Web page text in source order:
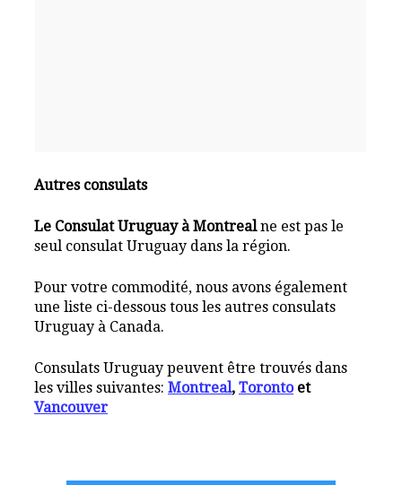
Autres consulats
Le Consulat Uruguay à Montrealne est pas le
seul consulat Uruguay dans la région.
Pour votre commodité, nous avons également
une liste ci-dessous tous les autres consulats
Uruguay à Canada.
Consulats Uruguay peuvent être trouvés dans
les villes suivantes:Montreal,Torontoet
Vancouver